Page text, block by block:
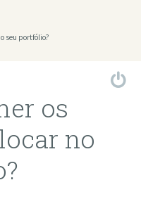
seu portfólio?
os
no